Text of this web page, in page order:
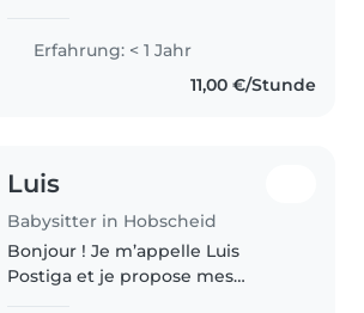
encore d'expérience
professionnelle, j'ai terminé avec
succès une formation en baby-
Erfahrung: < 1 Jahr
11,00 €/Stunde
Luis
Babysitter in Hobscheid
Bonjour ! Je m’appelle Luis
Postiga et je propose mes